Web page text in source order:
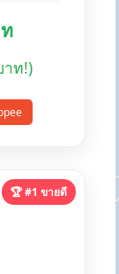
าท!)
🏆 #1 ขายดี